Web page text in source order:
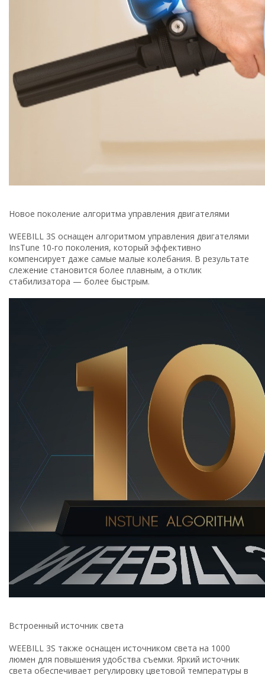
Новое поколение алгоритма управления двигателями
WEEBILL 3S оснащен алгоритмом управления двигателями
InsTune 10-го поколения, который эффективно
компенсирует даже самые малые колебания. В результате
слежение становится более плавным, а отклик
стабилизатора — более быстрым.
Встроенный источник света
WEEBILL 3S также оснащен источником света на 1000
люмен для повышения удобства съемки. Яркий источник
света обеспечивает регулировку цветовой температуры в